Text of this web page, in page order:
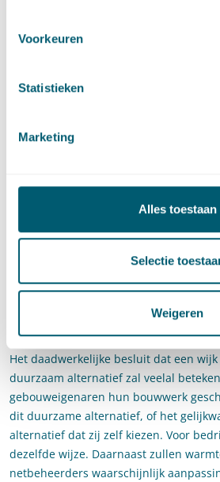
Voorkeuren
Statistieken
Marketing
Alles toestaan
Selectie
Weigeren
‘Opt-out’-
De wijkgerichte aanpak betekent ook
gebouweigenaren niet verplicht zijn
blijft een ‘opt-out’-mogelijkheid
door middel van een warmtepomp, in
aangewezen is om op een warmtenet
dit zeker te stellen bevat het
een AMvB instructieregels ten aanzien
Het daadwerkelijke besluit dat een
duurzaam alternatief zal veelal
gebouweigenaren hun bouwwerk
dit duurzame alternatief, of het
alternatief dat zij zelf kiezen. Voor
dezelfde wijze. Daarnaast zullen
netbeheerders waarschijnlijk